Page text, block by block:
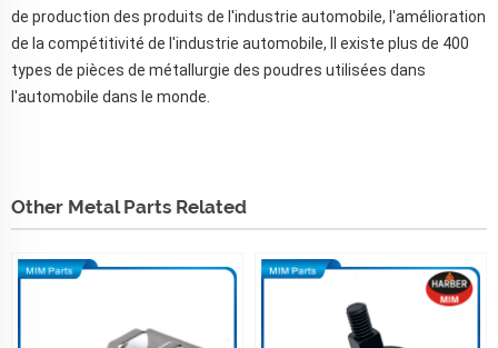
de production des produits de l'industrie automobile, l'amélioration
de la compétitivité de l'industrie automobile, Il existe plus de 400
types de pièces de métallurgie des poudres utilisées dans
l'automobile dans le monde.
Other Metal Parts Related